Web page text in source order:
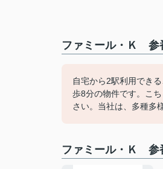
ファミール・Ｋ 参
自宅から2駅利用でき
歩8分の物件です。こ
さい。当社は、多種多
ファミール・Ｋ 参